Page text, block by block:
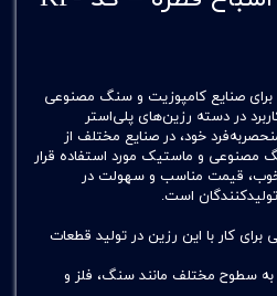
پرکاربرد در دسته رزین‌های پلی‌استر
خود، در صنایع مختلف از
مصنوعی و ماستیک مورد استفاده قرار
خوب، قیمت مناسب و سهولت در
است.
برای کار با این رزین در تولید قطعات
سطوح مختلف مانند سنگ، فلز و